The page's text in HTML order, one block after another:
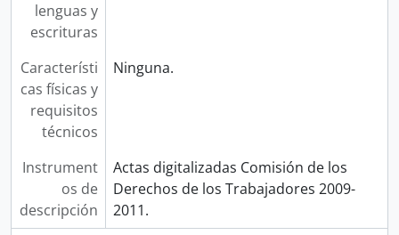
lenguas y
escrituras
Característi
cas físicas y
requisitos
técnicos
Ninguna.
Instrument
os de
descripción
Actas digitalizadas Comisión de los
Derechos de los Trabajadores 2009-
2011.